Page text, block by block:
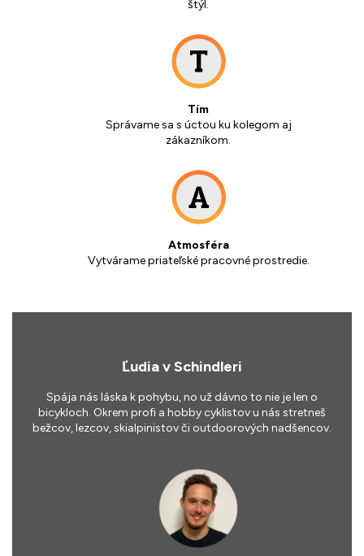
štýl.
Tím
Správame sa s úctou ku kolegom aj
zákazníkom.
Atmosféra
Vytvárame priateľské pracovné prostredie.
Ľudia v Schindleri
Spája nás láska k pohybu, no už dávno to nie je len o
bicykloch. Okrem profi a hobby cyklistov u nás stretneš
bežcov, lezcov, skialpinistov či outdoorových nadšencov.